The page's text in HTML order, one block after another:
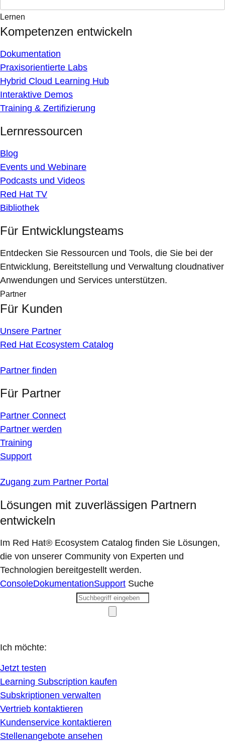
Lernen
Kompetenzen entwickeln
Dokumentation
Praxisorientierte Labs
Hybrid Cloud Learning Hub
Interaktive Demos
Training & Zertifizierung
Lernressourcen
Blog
Events und Webinare
Podcasts und Videos
Red Hat TV
Bibliothek
Für Entwicklungsteams
Entdecken Sie Ressourcen und Tools, die Sie bei der
Entwicklung, Bereitstellung und Verwaltung cloudnativer
Anwendungen und Services unterstützen.
Partner
Für Kunden
Unsere Partner
Red Hat Ecosystem Catalog
Partner finden
Für Partner
Partner Connect
Partner werden
Training
Support
Zugang zum Partner Portal
Lösungen mit zuverlässigen Partnern
entwickeln
Im Red Hat® Ecosystem Catalog finden Sie Lösungen,
die von unserer Community von Experten und
Technologien bereitgestellt werden.
ConsoleDokumentationSupport Suche
Ich möchte:
Jetzt testen
Learning Subscription kaufen
Subskriptionen verwalten
Vertrieb kontaktieren
Kundenservice kontaktieren
Stellenangebote ansehen